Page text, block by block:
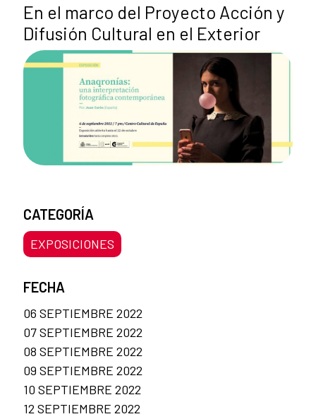
En el marco del Proyecto Acción y
Difusión Cultural en el Exterior
CATEGORÍA
EXPOSICIONES
FECHA
06 SEPTIEMBRE 2022
07 SEPTIEMBRE 2022
08 SEPTIEMBRE 2022
09 SEPTIEMBRE 2022
10 SEPTIEMBRE 2022
12 SEPTIEMBRE 2022